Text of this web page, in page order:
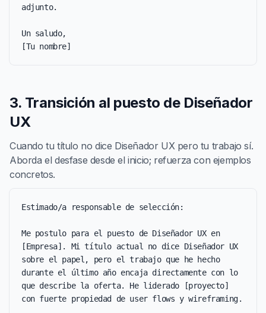
adjunto.
Un saludo,
[Tu nombre]
3. Transición al puesto de Diseñador
UX
Cuando tu título no dice Diseñador UX pero tu trabajo sí.
Aborda el desfase desde el inicio; refuerza con ejemplos
concretos.
Estimado/a responsable de selección:
Me postulo para el puesto de Diseñador UX en
[Empresa]. Mi título actual no dice Diseñador UX
sobre el papel, pero el trabajo que he hecho
durante el último año encaja directamente con lo
que describe la oferta. He liderado [proyecto]
con fuerte propiedad de user flows y wireframing.